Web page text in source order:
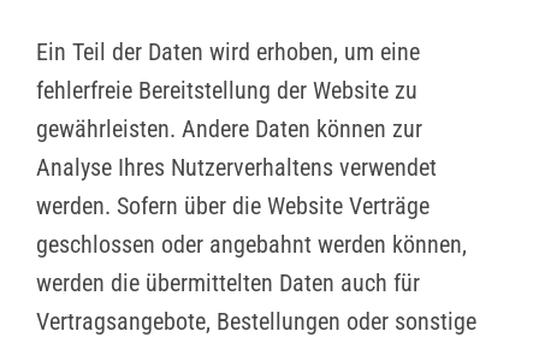
Ein Teil der Daten wird erhoben, um eine
fehlerfreie Bereitstellung der Website zu
gewährleisten. Andere Daten können zur
Analyse Ihres Nutzerverhaltens verwendet
werden. Sofern über die Website Verträge
geschlossen oder angebahnt werden können,
werden die übermittelten Daten auch für
Vertragsangebote, Bestellungen oder sonstige